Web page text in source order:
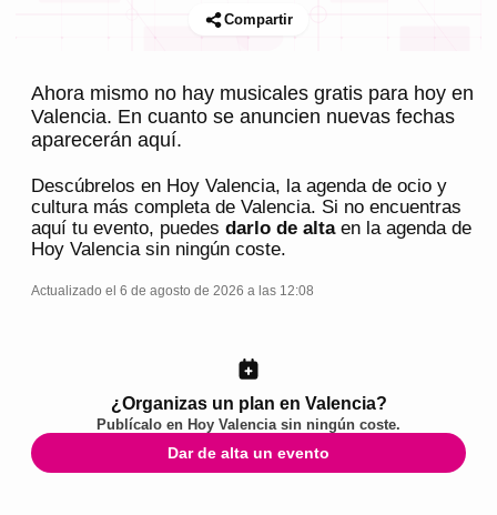
Compartir
Ahora mismo no hay musicales gratis para hoy en
Valencia. En cuanto se anuncien nuevas fechas
aparecerán aquí.
Descúbrelos en Hoy Valencia, la agenda de ocio y
cultura más completa de Valencia. Si no encuentras
aquí tu evento, puedes darlo de altaen la agenda de
Hoy Valenciasin ningún coste.
Actualizado el 6 de agosto de 2026 a las 12:08
¿Organizas un plan en Valencia?
Publícalo en Hoy Valenciasin ningún coste.
Dar de alta un evento